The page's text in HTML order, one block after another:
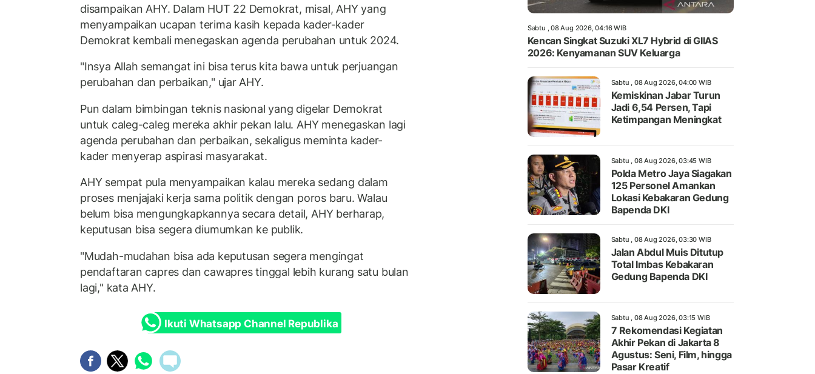
disampaikan AHY. Dalam HUT 22 Demokrat, misal, AHY yang
menyampaikan ucapan terima kasih kepada kader-kader
Demokrat kembali menegaskan agenda perubahan untuk 2024.
"Insya Allah semangat ini bisa terus kita bawa untuk perjuangan
perubahan dan perbaikan," ujar AHY.
Pun dalam bimbingan teknis nasional yang digelar Demokrat
untuk caleg-caleg mereka akhir pekan lalu. AHY menegaskan lagi
agenda perubahan dan perbaikan, sekaligus meminta kader-
kader menyerap aspirasi masyarakat.
AHY sempat pula menyampaikan kalau mereka sedang dalam
proses menjajaki kerja sama politik dengan poros baru. Walau
belum bisa mengungkapkannya secara detail, AHY berharap,
keputusan bisa segera diumumkan ke publik.
"Mudah-mudahan bisa ada keputusan segera mengingat
pendaftaran capres dan cawapres tinggal lebih kurang satu bulan
lagi," kata AHY.
Ikuti Whatsapp Channel Republika
Sabtu , 08 Aug 2026, 04:16 WIB
Kencan Singkat Suzuki XL7 Hybrid di GIIAS
2026: Kenyamanan SUV Keluarga
Sabtu , 08 Aug 2026, 04:00 WIB
Kemiskinan Jabar Turun
Jadi 6,54 Persen, Tapi
Ketimpangan Meningkat
Sabtu , 08 Aug 2026, 03:45 WIB
Polda Metro Jaya Siagakan
125 Personel Amankan
Lokasi Kebakaran Gedung
Bapenda DKI
Sabtu , 08 Aug 2026, 03:30 WIB
Jalan Abdul Muis Ditutup
Total Imbas Kebakaran
Gedung Bapenda DKI
Sabtu , 08 Aug 2026, 03:15 WIB
7 Rekomendasi Kegiatan
Akhir Pekan di Jakarta 8
Agustus: Seni, Film, hingga
Pasar Kreatif